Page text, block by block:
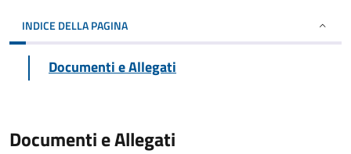
INDICE DELLA PAGINA
Documenti e Allegati
Documenti e Allegati